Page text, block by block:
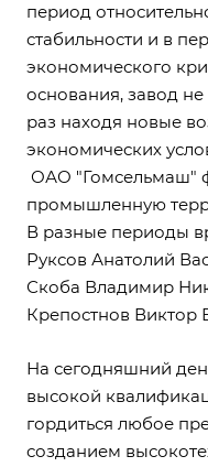
период
стабильности и в
экономического
основания, завод
раз находя новые
экономических
ОАО "Гомсельмаш"
промышленную
В разные периоды
Руксов Анатолий
Скоба Владимир
Крепостнов Виктор
На сегодняшний
высокой
гордиться любое
созданием